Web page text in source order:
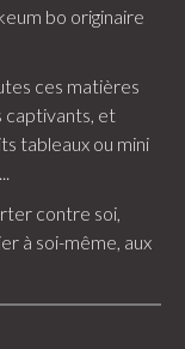
bo originaire
ces matières
captivants, et
tableaux ou mini
contre soi,
à soi-même, aux